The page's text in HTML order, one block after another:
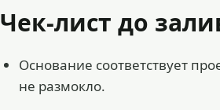
Чек-лист до
Основание соответствует
не размокло.